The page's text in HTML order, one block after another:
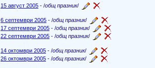
15 август 2005 - /общ празник/
6 септември 2005 - /общ празник/
17 септември 2005 - /общ празник/
22 септември 2005 - /общ празник/
14 октомври 2005 - /общ празник/
26 октомври 2005 - /общ празник/